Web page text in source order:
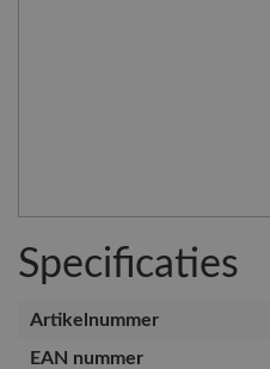
Specificaties
Artikelnummer
EAN nummer